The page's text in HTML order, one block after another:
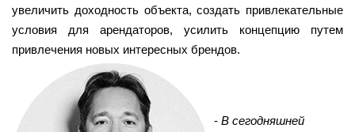
увеличить доходность объекта, создать привлекательные
условия для арендаторов, усилить концепцию путем
привлечения новых интересных брендов.
- В сегодняшней